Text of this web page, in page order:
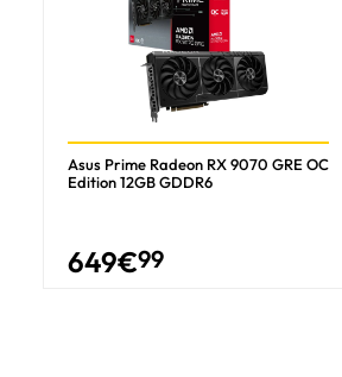
Couleur du produit
Alimentation minimum supportée
Poids et dimensions
Profondeur
Asus Prime Radeon RX 9070 GRE OC
Edition 12GB GDDR6
649€99